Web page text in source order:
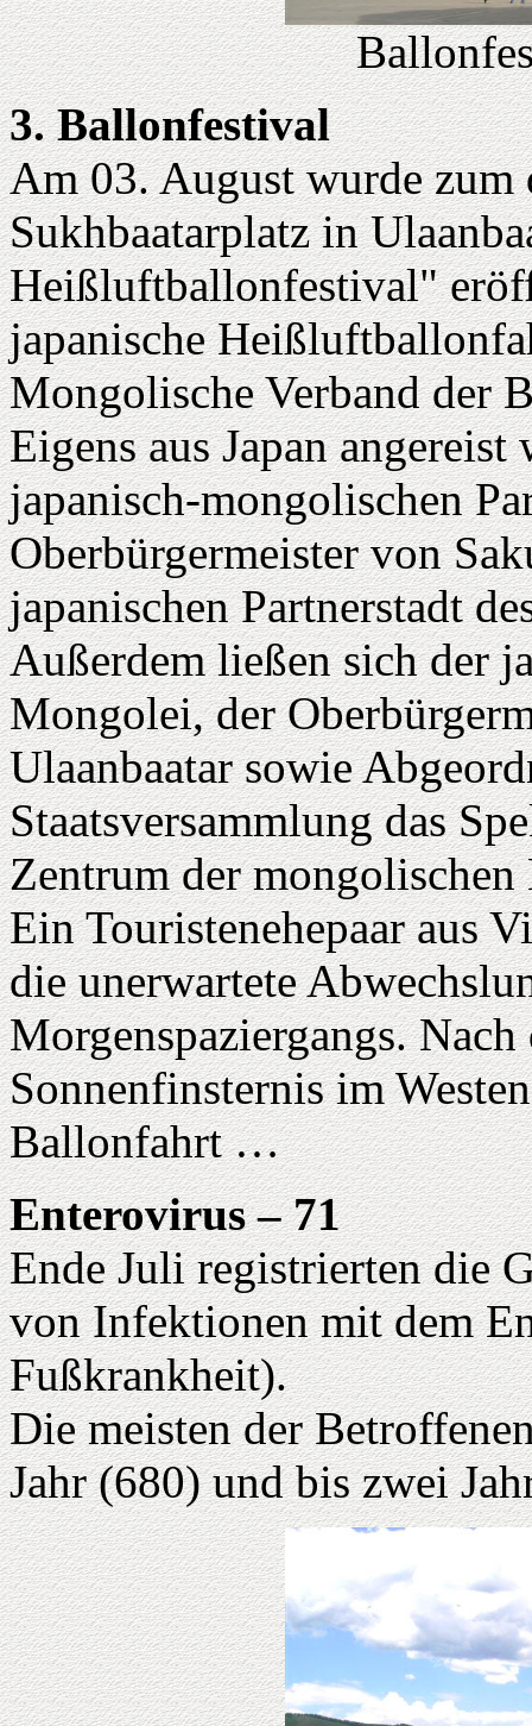
3. Ballonfestival
Am 03. August wurde
Sukhbaatarplatz in
Heißluftballonfestival"
japanische
Mongolische Verband der
Eigens aus Japan
japanisch-mongolischen
Oberbürgermeister von
japanischen Partnerstadt
Außerdem ließen sich der
Mongolei, der
Ulaanbaatar sowie
Staatsversammlung das
Zentrum der
Ein Touristenehepaar aus
die unerwartete
Morgenspaziergangs.
Sonnenfinsternis im
Ballonfahrt …
Enterovirus – 71
Ende Juli registrierten die
von Infektionen mit dem
Fußkrankheit).
Die meisten der
Jahr (680) und bis zwei